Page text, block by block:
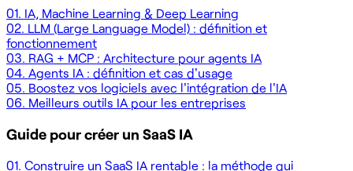
01. IA, Machine Learning & Deep Learning
02. LLM (Large Language Model) : définition et
fonctionnement
03. RAG + MCP : Architecture pour agents IA
04. Agents IA : définition et cas d'usage
05. Boostez vos logiciels avec l'intégration de l'IA
06. Meilleurs outils IA pour les entreprises
Guide pour créer un SaaS IA
01. Construire un SaaS IA rentable : la méthode qui